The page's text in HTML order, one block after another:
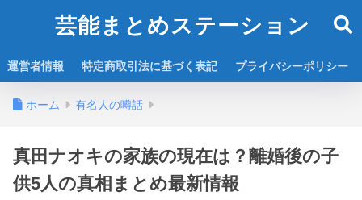
芸能まとめステーション
運営者情報 特定商取引法に基づく表記 プライバシーポリシー
ホーム 有名人の噂話
真田ナオキの家族の現在は？離婚後の子
供5人の真相まとめ最新情報